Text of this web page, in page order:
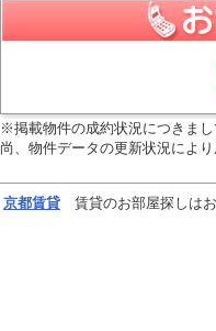
※掲載物件の成約状況につきまし
尚、物件データの更新状況によ
京都賃貸 賃貸のお部屋探しはお